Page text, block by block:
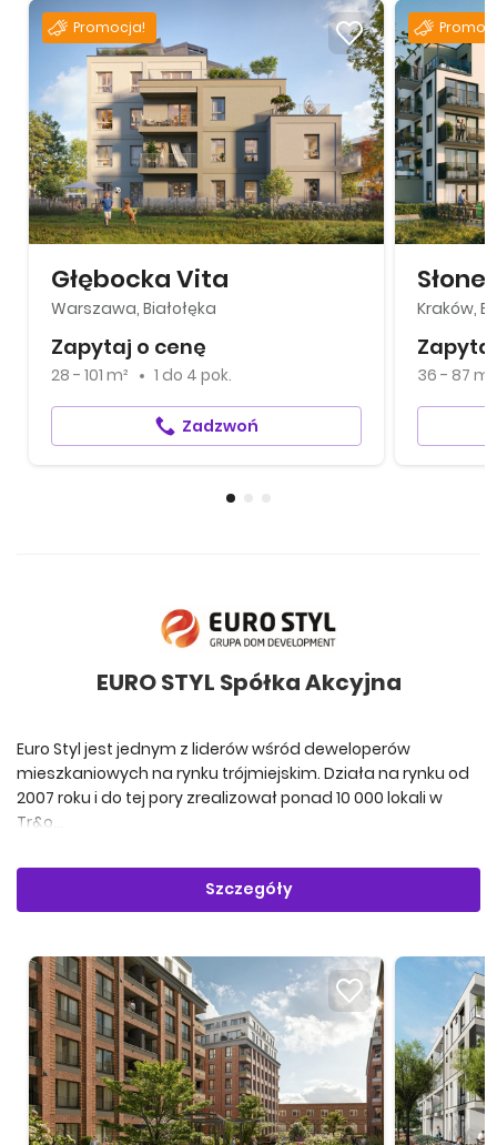
Promocja!
Głębocka Vita
Warszawa, Białołęka
Zapytaj o cenę
28 - 101 m² 1 do 4 pok.
Zadzwoń
Kraków,
36 - 87 m²
EURO STYL Spółka Akcyjna
Euro Styl jest jednym z liderów wśród deweloperów
mieszkaniowych na rynku trójmiejskim. Działa na rynku od
2007 roku i do tej pory zrealizował ponad 10 000 lokali w
Tr&o...
Szczegóły